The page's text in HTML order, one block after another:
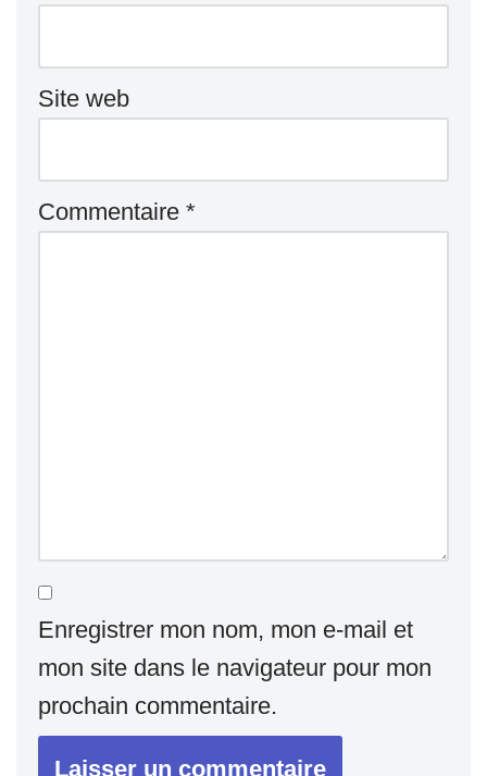
Site web
Commentaire *
Enregistrer mon nom, mon e-mail et
mon site dans le navigateur pour mon
prochain commentaire.